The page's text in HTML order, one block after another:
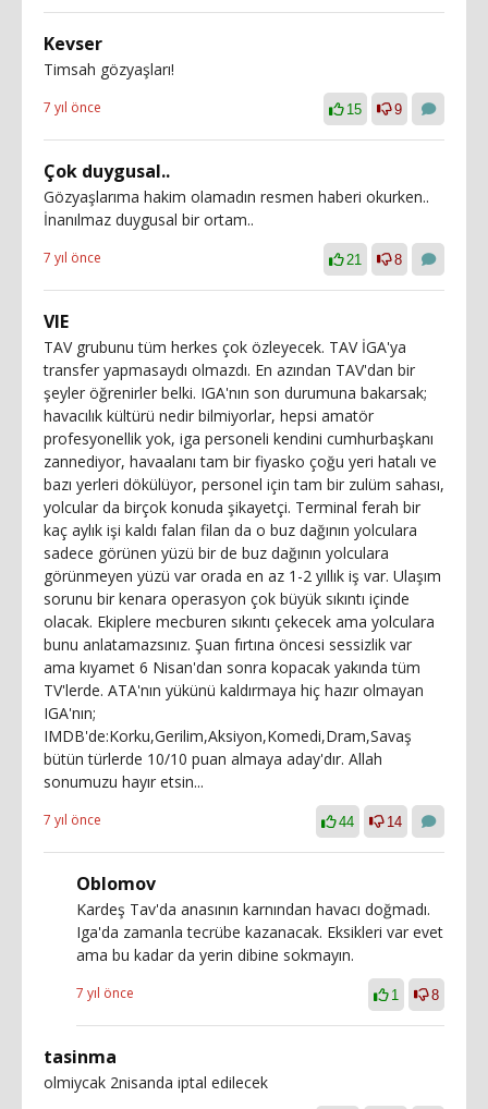
Kevser
Timsah gözyaşları!
7 yıl önce 15 9
Çok duygusal..
Gözyaşlarıma hakim olamadın resmen haberi okurken..
İnanılmaz duygusal bir ortam..
7 yıl önce 21 8
VIE
TAV grubunu tüm herkes çok özleyecek. TAV İGA'ya
transfer yapmasaydı olmazdı. En azından TAV'dan bir
şeyler öğrenirler belki. IGA'nın son durumuna bakarsak;
havacılık kültürü nedir bilmiyorlar, hepsi amatör
profesyonellik yok, iga personeli kendini cumhurbaşkanı
zannediyor, havaalanı tam bir fiyasko çoğu yeri hatalı ve
bazı yerleri dökülüyor, personel için tam bir zulüm sahası,
yolcular da birçok konuda şikayetçi. Terminal ferah bir
kaç aylık işi kaldı falan filan da o buz dağının yolculara
sadece görünen yüzü bir de buz dağının yolculara
görünmeyen yüzü var orada en az 1-2 yıllık iş var. Ulaşım
sorunu bir kenara operasyon çok büyük sıkıntı içinde
olacak. Ekiplere mecburen sıkıntı çekecek ama yolculara
bunu anlatamazsınız. Şuan fırtına öncesi sessizlik var
ama kıyamet 6 Nisan'dan sonra kopacak yakında tüm
TV'lerde. ATA'nın yükünü kaldırmaya hiç hazır olmayan
IGA'nın;
IMDB'de:Korku,Gerilim,Aksiyon,Komedi,Dram,Savaş
bütün türlerde 10/10 puan almaya aday'dır. Allah
sonumuzu hayır etsin...
7 yıl önce 44 14
Oblomov
Kardeş Tav'da anasının karnından havacı doğmadı.
Iga'da zamanla tecrübe kazanacak. Eksikleri var evet
ama bu kadar da yerin dibine sokmayın.
7 yıl önce 1 8
tasinma
olmiycak 2nisanda iptal edilecek